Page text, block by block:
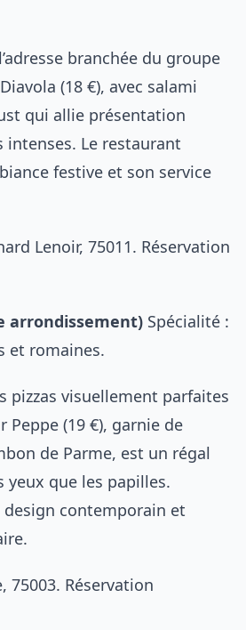
branchée du groupe
(18 €), avec salami
qui allie présentation
intenses. Le restaurant
festive et son service
Lenoir, 75011. Réservation
arrondissement) Spécialité :
et romaines.
pizzas visuellement parfaites
Peppe (19 €), garnie de
de Parme, est un régal
que les papilles.
design contemporain et
75003. Réservation